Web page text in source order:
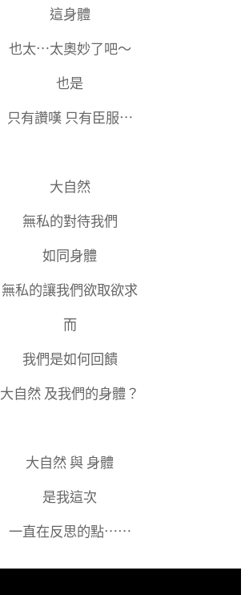
這身體
也太⋯太奧妙了吧～
也是
只有讚嘆 只有臣服⋯
大自然
無私的對待我們
如同身體
無私的讓我們欲取欲求
而
我們是如何回饋
大自然 及我們的身體？
大自然 與 身體
是我這次
一直在反思的點⋯⋯